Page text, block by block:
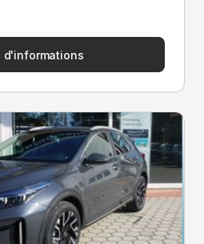
d'informations